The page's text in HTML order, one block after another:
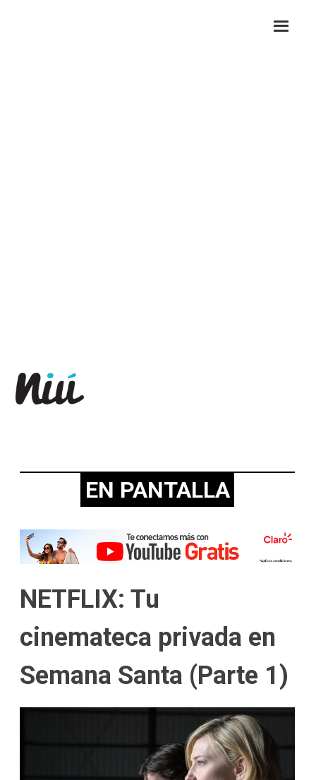
EN PANTALLA
NETFLIX: Tu
cinemateca privada en
Semana Santa (Parte 1)